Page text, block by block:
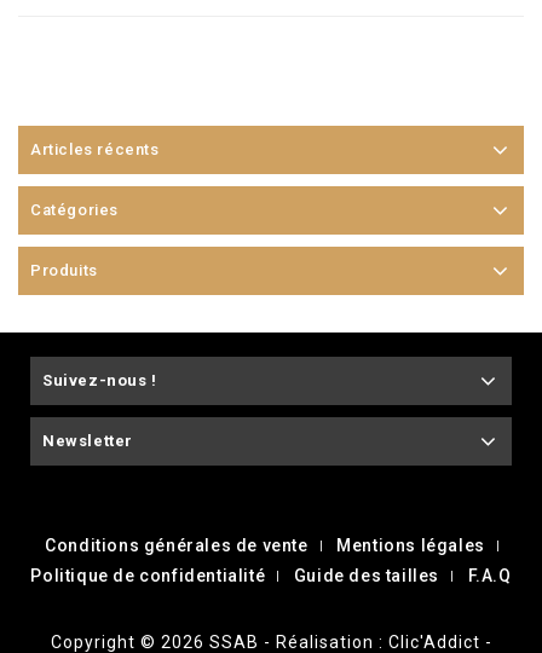
Articles récents
Catégories
Produits
Suivez-nous !
Newsletter
Conditions générales de vente
Mentions légales
Politique de confidentialité
Guide des tailles F.A.Q
Copyright © 2026 SSAB - Réalisation : Clic'Addict -